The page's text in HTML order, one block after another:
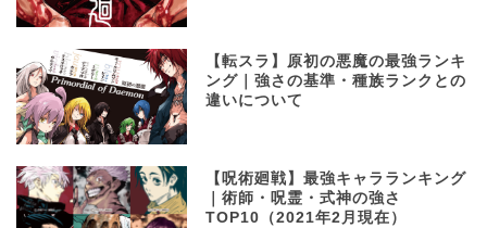
【転スラ】原初の悪魔の最強ランキ
ング｜強さの基準・種族ランクとの
違いについて
【呪術廻戦】最強キャラランキング
｜術師・呪霊・式神の強さ
TOP10（2021年2月現在）